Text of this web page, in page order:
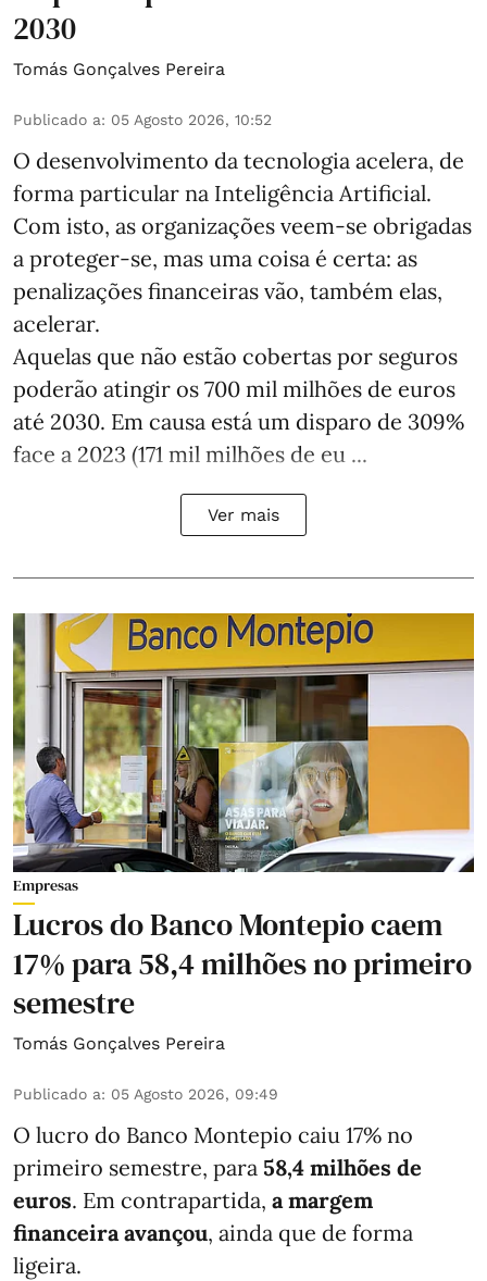
2030
Tomás Gonçalves Pereira
Publicado a: 05 Agosto 2026, 10:52
O desenvolvimento da tecnologia acelera, de
forma particular na Inteligência Artificial.
Com isto, as organizações veem-se obrigadas
a proteger-se, mas uma coisa é certa: as
penalizações financeiras vão, também elas,
acelerar.
Aquelas que não estão cobertas por seguros
poderão atingir os 700 mil milhões de euros
até 2030. Em causa está um disparo de 309%
face a 2023 (171 mil milhões de eu ...
Ver mais
Empresas
Lucros do Banco Montepio caem
17% para 58,4 milhões no primeiro
semestre
Tomás Gonçalves Pereira
Publicado a: 05 Agosto 2026, 09:49
O lucro do Banco Montepio caiu 17% no
primeiro semestre, para 58,4 milhões de
euros. Em contrapartida, a margem
financeira avançou, ainda que de forma
ligeira.